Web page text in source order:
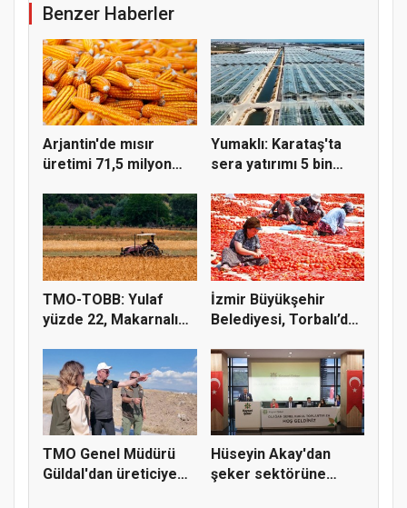
Benzer Haberler
Arjantin'de mısır
üretimi 71,5 milyon
Yumaklı: Karataş'ta
sera yatırımı 5 bin
TMO-TOBB: Yulaf
yüzde 22, Makarnalık
İzmir Büyükşehir
Belediyesi, Torbalı’da
TMO Genel Müdürü
Güldal'dan üreticiye
Hüseyin Akay'dan
şeker sektörüne